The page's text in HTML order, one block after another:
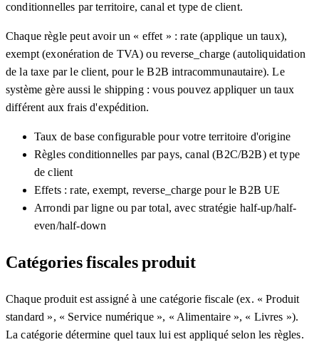
conditionnelles par territoire, canal et type de client.
Chaque règle peut avoir un « effet » : rate (applique un taux),
exempt (exonération de TVA) ou reverse_charge (autoliquidation
de la taxe par le client, pour le B2B intracommunautaire). Le
système gère aussi le shipping : vous pouvez appliquer un taux
différent aux frais d'expédition.
Taux de base configurable pour votre territoire d'origine
Règles conditionnelles par pays, canal (B2C/B2B) et type
de client
Effets : rate, exempt, reverse_charge pour le B2B UE
Arrondi par ligne ou par total, avec stratégie half-up/half-
even/half-down
Catégories fiscales produit
Chaque produit est assigné à une catégorie fiscale (ex. « Produit
standard », « Service numérique », « Alimentaire », « Livres »).
La catégorie détermine quel taux lui est appliqué selon les règles.